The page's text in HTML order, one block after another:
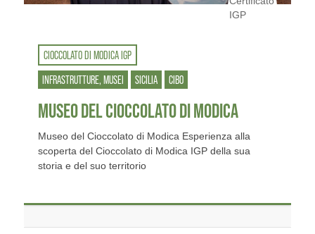
CIOCCOLATO DI MODICA IGP
INFRASTRUTTURE, MUSEI
SICILIA CIBO
MUSEO DEL CIOCCOLATO DI MODICA
Museo del Cioccolato di Modica Esperienza alla
scoperta del Cioccolato di Modica IGP della sua
storia e del suo territorio